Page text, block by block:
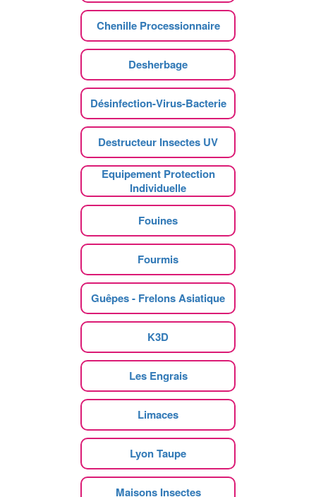
Chenille Processionnaire
Desherbage
Désinfection-Virus-Bacterie
Destructeur Insectes UV
Equipement Protection
Individuelle
Fouines
Fourmis
Guêpes - Frelons Asiatique
K3D
Les Engrais
Limaces
Lyon Taupe
Maisons Insectes